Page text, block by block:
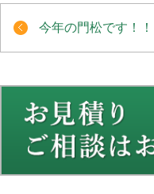
今年の門松です！！